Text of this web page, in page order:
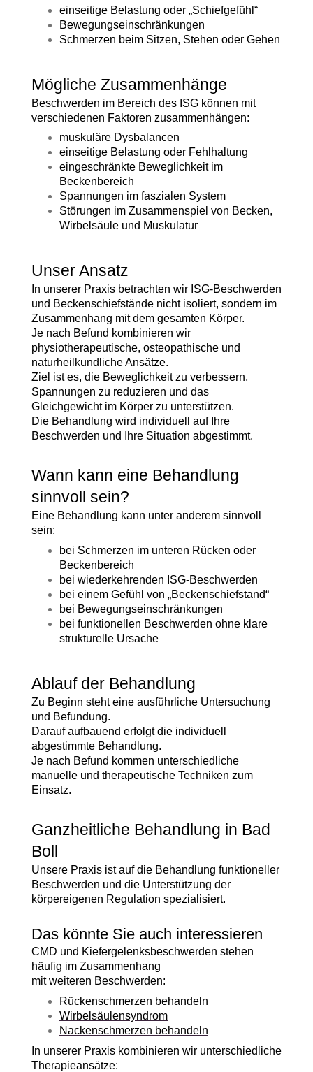
einseitige Belastung oder „Schiefgefühl“
Bewegungseinschränkungen
Schmerzen beim Sitzen, Stehen oder Gehen
Mögliche Zusammenhänge
Beschwerden im Bereich des ISG können mit
verschiedenen Faktoren zusammenhängen:
muskuläre Dysbalancen
einseitige Belastung oder Fehlhaltung
eingeschränkte Beweglichkeit im
Beckenbereich
Spannungen im faszialen System
Störungen im Zusammenspiel von Becken,
Wirbelsäule und Muskulatur
Unser Ansatz
In unserer Praxis betrachten wir ISG-Beschwerden
und Beckenschiefstände nicht isoliert, sondern im
Zusammenhang mit dem gesamten Körper.
Je nach Befund kombinieren wir
physiotherapeutische, osteopathische und
naturheilkundliche Ansätze.
Ziel ist es, die Beweglichkeit zu verbessern,
Spannungen zu reduzieren und das
Gleichgewicht im Körper zu unterstützen.
Die Behandlung wird individuell auf Ihre
Beschwerden und Ihre Situation abgestimmt.
Wann kann eine Behandlung
sinnvoll sein?
Eine Behandlung kann unter anderem sinnvoll
sein:
bei Schmerzen im unteren Rücken oder
Beckenbereich
bei wiederkehrenden ISG-Beschwerden
bei einem Gefühl von „Beckenschiefstand“
bei Bewegungseinschränkungen
bei funktionellen Beschwerden ohne klare
strukturelle Ursache
Ablauf der Behandlung
Zu Beginn steht eine ausführliche Untersuchung
und Befundung.
Darauf aufbauend erfolgt die individuell
abgestimmte Behandlung.
Je nach Befund kommen unterschiedliche
manuelle und therapeutische Techniken zum
Einsatz.
Ganzheitliche Behandlung in Bad
Boll
Unsere Praxis ist auf die Behandlung funktioneller
Beschwerden und die Unterstützung der
körpereigenen Regulation spezialisiert.
Das könnte Sie auch interessieren
CMD und Kiefergelenksbeschwerden stehen
häufig im Zusammenhang
mit weiteren Beschwerden:
Rückenschmerzen behandeln
Wirbelsäulensyndrom
Nackenschmerzen behandeln
In unserer Praxis kombinieren wir unterschiedliche
Therapieansätze: